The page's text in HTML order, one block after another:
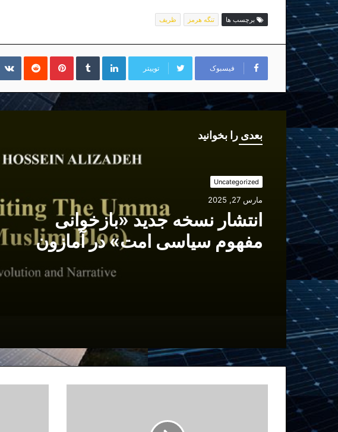
برچسب ها تنگه هرمز ظریف
فیسبوک توییتر
لینکداینتامبلر پینتریستReddit
بعدی را بخوانید
Uncategorized
مارس 27, 2025
انتشار نسخه جدید «بازخوانی
مفهوم سیاسی امت» در آمازون